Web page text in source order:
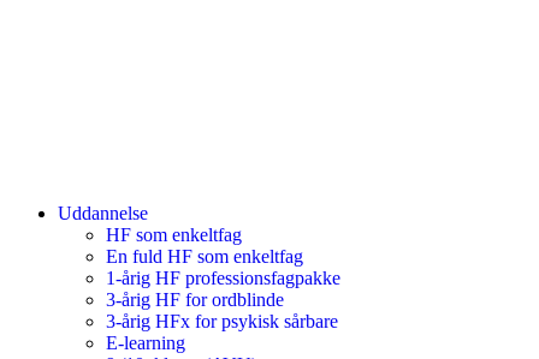
Uddannelse
HF som enkeltfag
En fuld HF som enkeltfag
1-årig HF professionsfagpakke
3-årig HF for ordblinde
3-årig HFx for psykisk sårbare
E-learning